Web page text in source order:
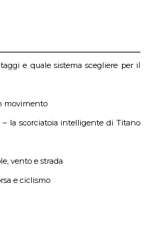
e quale sistema scegliere per il
movimento
la scorciatoia intelligente di Titano
vento e strada
e ciclismo